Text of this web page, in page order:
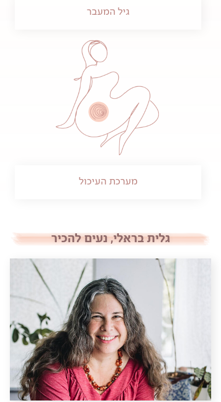
גיל המעבר
מערכת העיכול
גלית בראלי, נעים להכיר